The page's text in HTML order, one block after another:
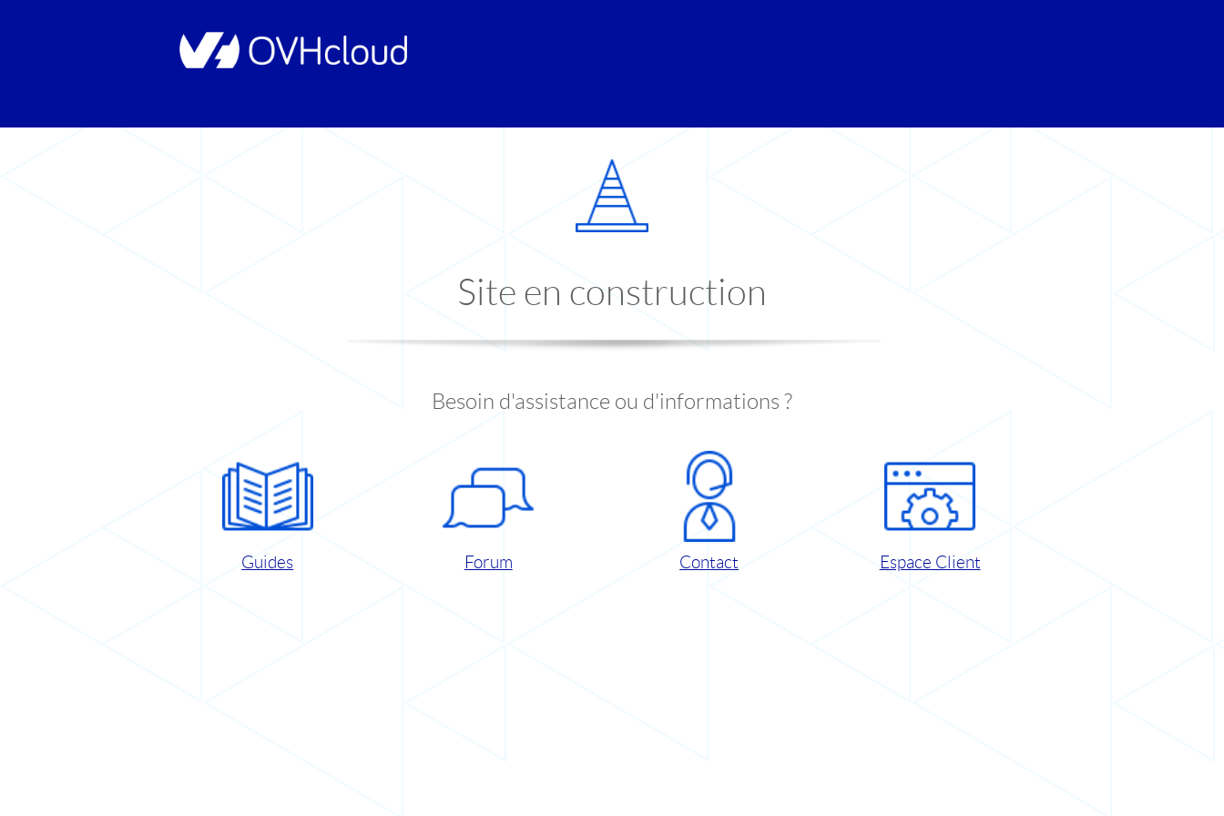
Site en construction
Besoin d'assistance ou d'informations ?
Guides Forum Contact Espace Client